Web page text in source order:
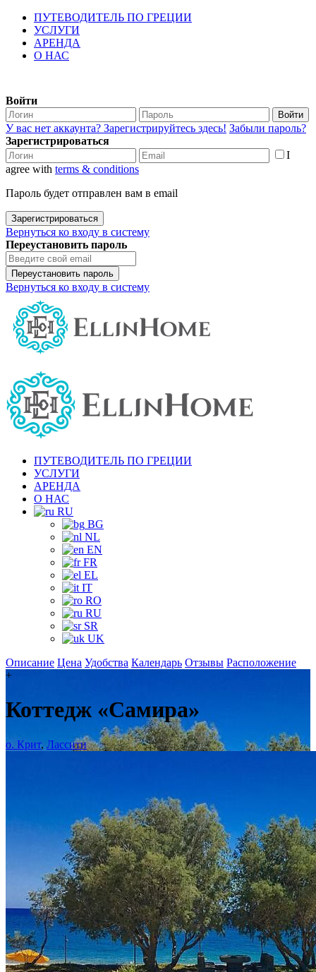
ПУТЕВОДИТЕЛЬ ПО ГРЕЦИИ
УСЛУГИ
АРЕНДА
О НАС
Войти
Войти
У вас нет аккаунта? Зарегистрируйтесь здесь! Забыли пароль?
Зарегистрироваться
I
agree with terms & conditions
Пароль будет отправлен вам в email
Зарегистрироваться
Вернуться ко входу в систему
Переустановить пароль
Переустановить пароль
Вернуться ко входу в систему
ПУТЕВОДИТЕЛЬ ПО ГРЕЦИИ
УСЛУГИ
АРЕНДА
О НАС
RU
BG
NL
EN
FR
EL
IT
RO
RU
SR
UK
Описание Цена Удобства Календарь Отзывы Расположение
+
Коттедж «Самира»
о. Крит, Лассити